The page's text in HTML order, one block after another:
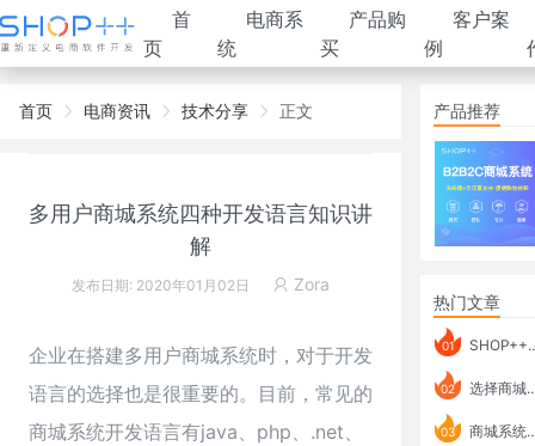
首
页
电商系
统
产品购
买
客户案
例
首页 电商资讯 技术分享 正文
多用户商城系统四种开发语言知识讲
解
发布日期: 2020年01月02日 Zora
企业在搭建多用户商城系统时，对于开发
语言的选择也是很重要的。目前，常见的
商城系统开发语言有java、php、.net、
产品推荐
热门文章
01 SHOP++ B2B2C V9.1 全新发布 新亮点
02 选择商城系统要考虑哪些问题？
03 商城系统如何打通跨境电商模式？